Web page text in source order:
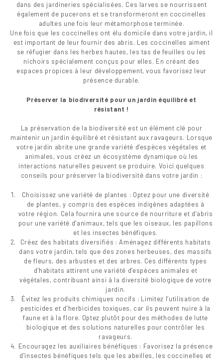
dans des jardineries spécialisées. Ces larves se nourrissent
également de pucerons et se transformeront en coccinelles
adultes une fois leur métamorphose terminée.
Une fois que les coccinelles ont élu domicile dans votre jardin, il
est important de leur fournir des abris. Les coccinelles aiment
se réfugier dans les herbes hautes, les tas de feuilles ou les
nichoirs spécialement conçus pour elles. En créant des
espaces propices à leur développement, vous favorisez leur
présence durable.
Préserver la biodiversité pour un jardin équilibré et
résistant !
La préservation de la biodiversité est un élément clé pour
maintenir un jardin équilibré et résistant aux ravageurs. Lorsque
votre jardin abrite une grande variété d’espèces végétales et
animales, vous créez un écosystème dynamique où les
interactions naturelles peuvent se produire. Voici quelques
conseils pour préserver la biodiversité dans votre jardin :
Choisissez une variété de plantes : Optez pour une diversité
de plantes, y compris des espèces indigènes adaptées à
votre région. Cela fournira une source de nourriture et d’abris
pour une variété d’animaux, tels que les oiseaux, les papillons
et les insectes bénéfiques.
Créez des habitats diversifiés : Aménagez différents habitats
dans votre jardin, tels que des zones herbeuses, des massifs
de fleurs, des arbustes et des arbres. Ces différents types
d’habitats attirent une variété d’espèces animales et
végétales, contribuant ainsi à la diversité biologique de votre
jardin.
Évitez les produits chimiques nocifs : Limitez l’utilisation de
pesticides et d’herbicides toxiques, car ils peuvent nuire à la
faune et à la flore. Optez plutôt pour des méthodes de lutte
biologique et des solutions naturelles pour contrôler les
ravageurs.
Encouragez les auxiliaires bénéfiques : Favorisez la présence
d’insectes bénéfiques tels que les abeilles, les coccinelles et